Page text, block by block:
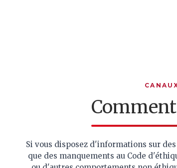
Si vous disposez d'informations sur
que des manquements au Code